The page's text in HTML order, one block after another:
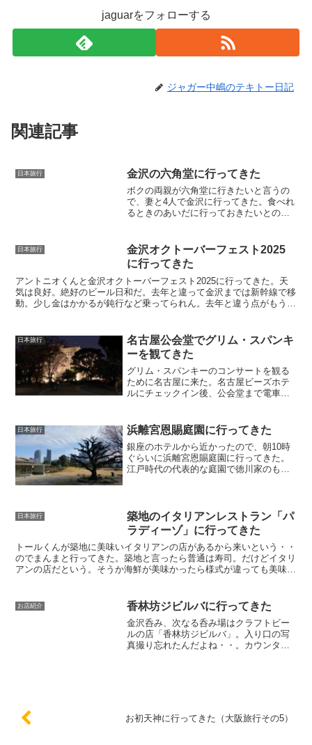
jaguarをフォローする
ジャガー中嶋のテキトー日記
関連記事
日本旅行 金沢の六角堂に行ってきた
ボクの両親が六角堂に行きたいと言うの
で、妻と4人で金沢に行ってきた。食べれ
るときのあいだに行っておきたいとのこ
角堂本店に入って予約してある旨を告げ
ると、隣にある別館に案...
日本旅行
金沢オクトーバーフェスト2025
に行ってきた
アントニオくんと金沢オクトーバーフェスト2025に行ってきた。天
気は良好。絶好のビール日和だ。去年と違って金沢までは新幹線で移
動。少し金はかかるが鈍行など乗ってられん。去年と違う点がもう一
日本旅行
名古屋公会堂でグリム・スパンキ
ーを観てきた
グリム・スパンキーのコンサートを観る
ために名古屋に来た。名古屋ビーズホテ
ルにチェックイン後、公会堂まで電車で
る）じゃなくて鶴舞（つるまい）か。そ
れにしても岩倉とか赤池とい...
日本旅行 浜離宮恩賜庭園に行ってきた
銀座のホテルから近かったので、朝10時
ぐらいに浜離宮恩賜庭園に行ってきた。
江戸時代の代表的な庭園で徳川家のもの
相当特別なんだろう。大...
日本旅行
築地のイタリアンレストラン「パ
ラディーゾ」に行ってきた
トールくんが築地に美味いイタリアンの店があるから来いという・・
のでまんまと行ってきた。築地と言ったら普通は寿司。だけどイタリ
アンの店だという。そうか海鮮が美味かったら様式が違っても美味い
お店紹介 香林坊ジビルバに行ってきた
金沢呑み、次なる呑み場はクラフトビー
ルの店「香林坊ジビルバ」。入り口の写
真撮り忘れたんだよね・・。カウンター
お初天神に行ってきた（大阪旅行その5）